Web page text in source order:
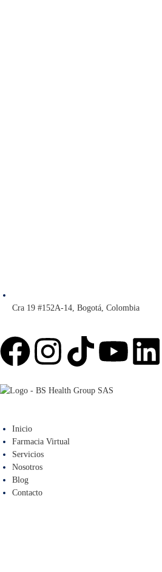
Cra 19 #152A-14, Bogotá, Colombia
Inicio
Farmacia Virtual
Servicios
Nosotros
Blog
Contacto